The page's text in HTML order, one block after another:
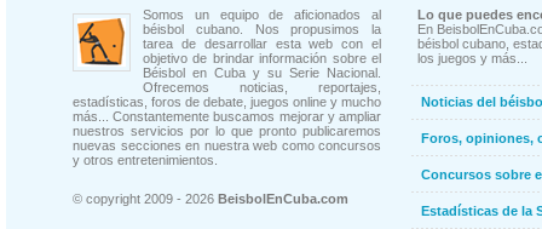
Somos un equipo de aficionados al
béisbol cubano. Nos propusimos la
tarea de desarrollar esta web con el
objetivo de brindar información sobre el
Béisbol en Cuba y su Serie Nacional.
Ofrecemos noticias, reportajes,
estadísticas, foros de debate, juegos online y mucho
más... Constantemente buscamos mejorar y ampliar
nuestros servicios por lo que pronto publicaremos
nuevas secciones en nuestra web como concursos
y otros entretenimientos.
© copyright 2009 - 2026 BeisbolEnCuba.com
Lo que puedes
En
béisbol cubano,
los juegos y más...
Noticias del
Foros, opiniones,
Concursos sobre
Estadísticas de la